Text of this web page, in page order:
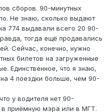
сборов. 90-минутных
Не знаю, сколько выдают
774 выдавали всего 20 90-
тогда ещё продавались
Сейчас, конечно, нужно
билетов на загруженные
Единственное, что я знаю,
4 поездки больше, чем 90-
у водителя нет 90-
в приёмную мэра или в МГТ.